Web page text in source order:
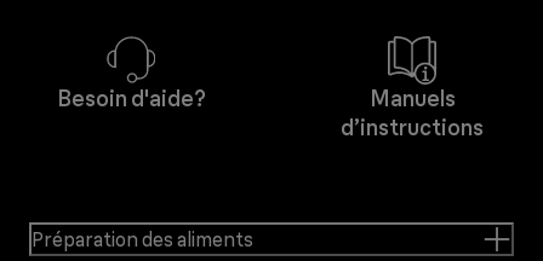
Besoin d'aide?
Manuels
d’instructions
Préparation des aliments